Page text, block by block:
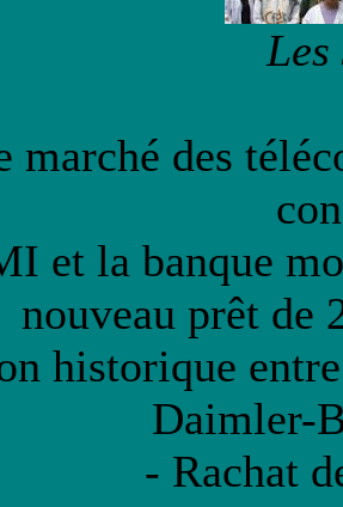
Les
marché des
et la banque
nouveau prêt
historique
Daimler-
- Rachat